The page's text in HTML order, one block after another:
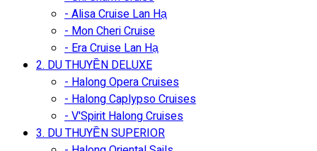
- Alisa Cruise Lan Hạ
- Mon Cheri Cruise
- Era Cruise Lan Hạ
2. DU THUYỀN DELUXE
- Halong Opera Cruises
- Halong Caplypso Cruises
- V'Spirit Halong Cruises
3. DU THUYỀN SUPERIOR